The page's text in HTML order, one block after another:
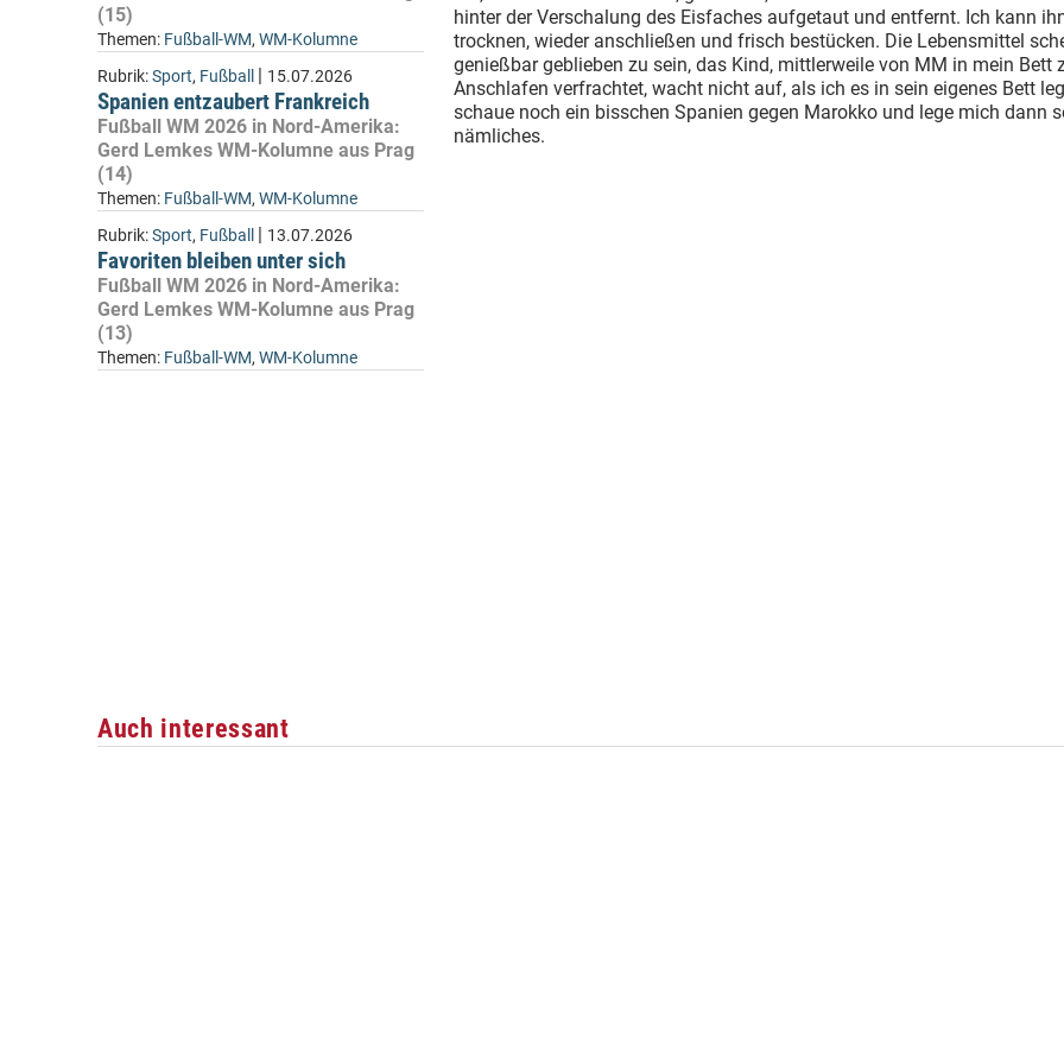
(15)
Themen: Fußball-WM, WM-Kolumne
Rubrik:Sport, Fußball | 15.07.2026
Spanien entzaubert Frankreich
Fußball WM 2026 in Nord-Amerika:
Gerd Lemkes WM-Kolumne aus Prag
(14)
Themen: Fußball-WM, WM-Kolumne
Rubrik:Sport, Fußball | 13.07.2026
Favoriten bleiben unter sich
Fußball WM 2026 in Nord-Amerika:
Gerd Lemkes WM-Kolumne aus Prag
(13)
Themen: Fußball-WM, WM-Kolumne
hinter der Verschalung des Eisfaches aufgetaut und entfernt. Ich kann
trocknen, wieder anschließen und frisch bestücken. Die Lebensmittel
genießbar geblieben zu sein, das Kind, mittlerweile von MM in mein Bett
Anschlafen verfrachtet, wacht nicht auf, als ich es in sein eigenes Bett
schaue noch ein bisschen Spanien gegen Marokko und lege mich dann
nämliches.
Auch interessant